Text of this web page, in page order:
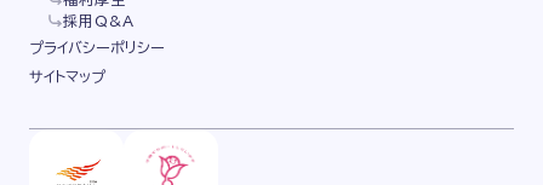
採用Q&A
プライバシーポリシー
サイトマップ